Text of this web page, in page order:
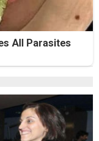
All Parasites